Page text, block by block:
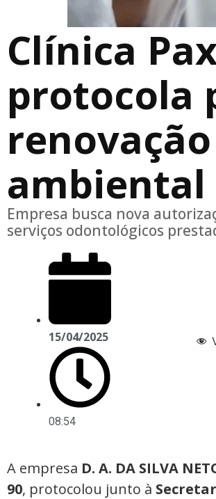
Clínica
protocola
Empresa busca nova
serviços odontológicos
15/04/2025
08:54
A empresa D. A. DA SILVA
90, protocolou junto à